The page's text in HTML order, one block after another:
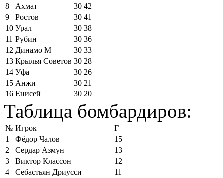
8
Ахмат 30 42
9
Ростов 30 41
10 Урал 30 38
11 Рубин 30 36
12 Динамо М 30 33
13 Крылья Советов 30 28
14 Уфа 30 26
15 Анжи 30 21
16 Енисей 30 20
Таблица бомбардиров:
№ Игрок
Г
1
Фёдор Чалов
15
2
Сердар Азмун
13
3
Виктор Классон
12
4
Себастьян Дриусси
11